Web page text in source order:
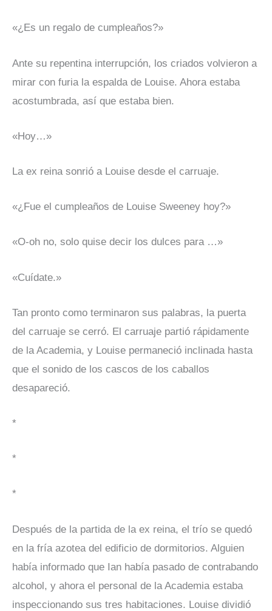
«¿Es un regalo de cumpleaños?»
Ante su repentina interrupción, los criados volvieron a
mirar con furia la espalda de Louise. Ahora estaba
acostumbrada, así que estaba bien.
«Hoy…»
La ex reina sonrió a Louise desde el carruaje.
«¿Fue el cumpleaños de Louise Sweeney hoy?»
«O-oh no, solo quise decir los dulces para …»
«Cuídate.»
Tan pronto como terminaron sus palabras, la puerta
del carruaje se cerró. El carruaje partió rápidamente
de la Academia, y Louise permaneció inclinada hasta
que el sonido de los cascos de los caballos
desapareció.
*
*
*
Después de la partida de la ex reina, el trío se quedó
en la fría azotea del edificio de dormitorios. Alguien
había informado que Ian había pasado de contrabando
alcohol, y ahora el personal de la Academia estaba
inspeccionando sus tres habitaciones. Louise dividió